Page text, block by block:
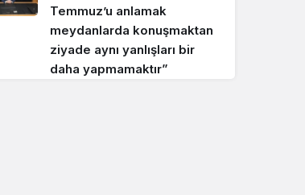
Temmuz’u anlamak
meydanlarda konuşmaktan
ziyade aynı yanlışları bir
daha yapmamaktır”